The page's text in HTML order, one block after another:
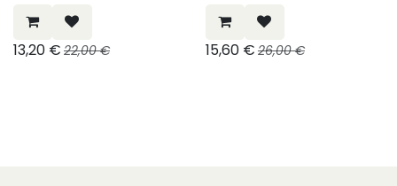
13,20 € 22,00€ 15,60€ 26,00€